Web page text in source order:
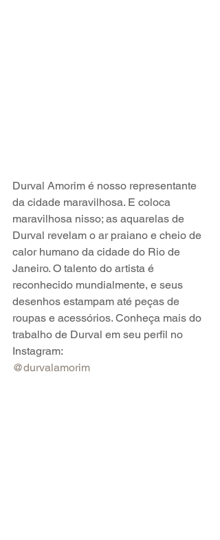
Durval Amorim é nosso representante
da cidade maravilhosa. E coloca
maravilhosa nisso; as aquarelas de
Durval revelam o ar praiano e cheio de
calor humano da cidade do Rio de
Janeiro. O talento do artista é
reconhecido mundialmente, e seus
desenhos estampam até peças de
roupas e acessórios. Conheça mais do
trabalho de Durval em seu perfil no
Instagram:
@durvalamorim